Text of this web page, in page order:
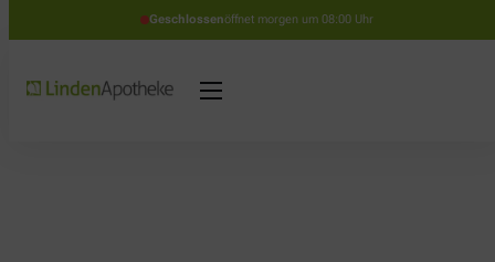
Geschlossenöffnet morgen um 08:00 Uhr